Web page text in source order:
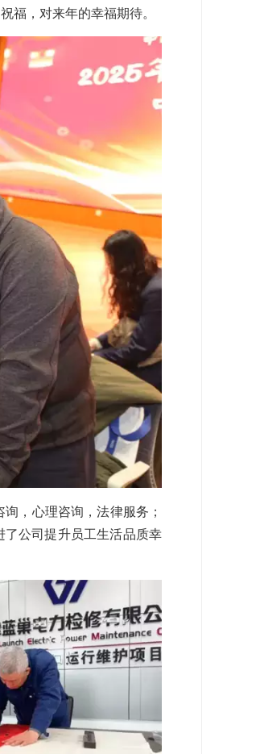
福，对来年的幸福期待。
，心理咨询，法律服务；
了公司提升员工生活品质幸